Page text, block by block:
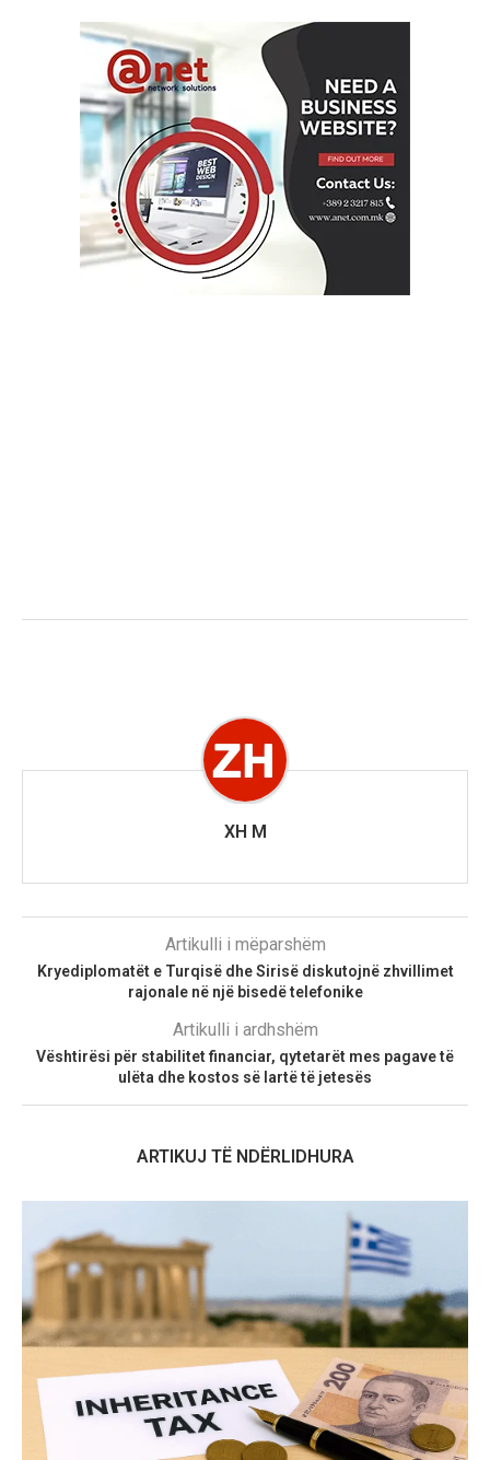
XH M
Artikulli i mëparshëm
Kryediplomatët e Turqisë dhe Sirisë diskutojnë zhvillimet
rajonale në një bisedë telefonike
Artikulli i ardhshëm
Vështirësi për stabilitet financiar, qytetarët mes pagave të
ulëta dhe kostos së lartë të jetesës
ARTIKUJ TË NDËRLIDHURA